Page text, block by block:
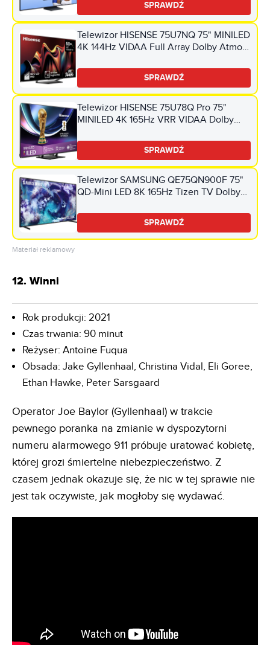
SPRAWDŹ
Telewizor HISENSE 75U7NQ 75" MINILED
4K 144Hz VIDAA Full Array Dolby Atmos
SPRAWDŹ
Telewizor HISENSE 75U78Q Pro 75"
MINILED 4K 165Hz VRR VIDAA Dolby
SPRAWDŹ
Telewizor SAMSUNG QE75QN900F 75"
QD-Mini LED 8K 165Hz Tizen TV Dolby
SPRAWDŹ
Materiał reklamowy
12. Winni
Rok produkcji: 2021
Czas trwania: 90 minut
Reżyser: Antoine Fuqua
Obsada: Jake Gyllenhaal, Christina Vidal, Eli Goree,
Ethan Hawke, Peter Sarsgaard
Operator Joe Baylor (Gyllenhaal) w trakcie
pewnego poranka na zmianie w dyspozytorni
numeru alarmowego 911 próbuje uratować kobietę,
której grozi śmiertelne niebezpieczeństwo. Z
czasem jednak okazuje się, że nic w tej sprawie nie
jest tak oczywiste, jak mogłoby się wydawać.